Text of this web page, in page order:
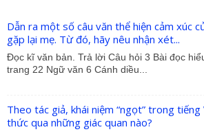
Dẫn ra một số câu văn thể hiện cảm xúc
gặp lại mẹ. Từ đó, hãy nêu nhận xét...
Đọc kĩ văn bản. Trả lời Câu hỏi 3 Bài đọc
trang 22 Ngữ văn 6 Cánh diều...
Theo tác giả, khái niệm “ngọt” trong
thức qua những giác quan nào?